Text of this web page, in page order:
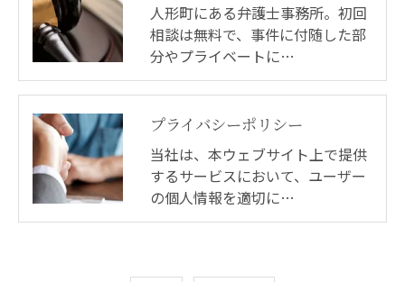
人形町にある弁護士事務所。初回
相談は無料で、事件に付随した部
分やプライベートに…
プライバシーポリシー
当社は、本ウェブサイト上で提供
するサービスにおいて、ユーザー
の個人情報を適切に…